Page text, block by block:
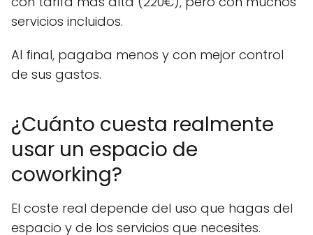
servicios incluidos.
Al final, pagaba menos y con mejor control
de sus gastos.
¿Cuánto cuesta realmente
usar un espacio de
coworking?
El coste real depende del uso que hagas del
espacio y de los servicios que necesites.